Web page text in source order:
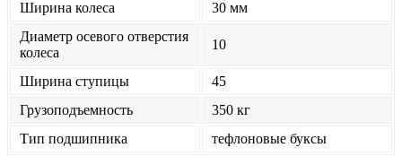
Ширина колеса
30 мм
Диаметр осевого отверстия
колеса
10
Ширина ступицы
45
Грузоподъемность
350 кг
Тип подшипника
тефлоновые буксы